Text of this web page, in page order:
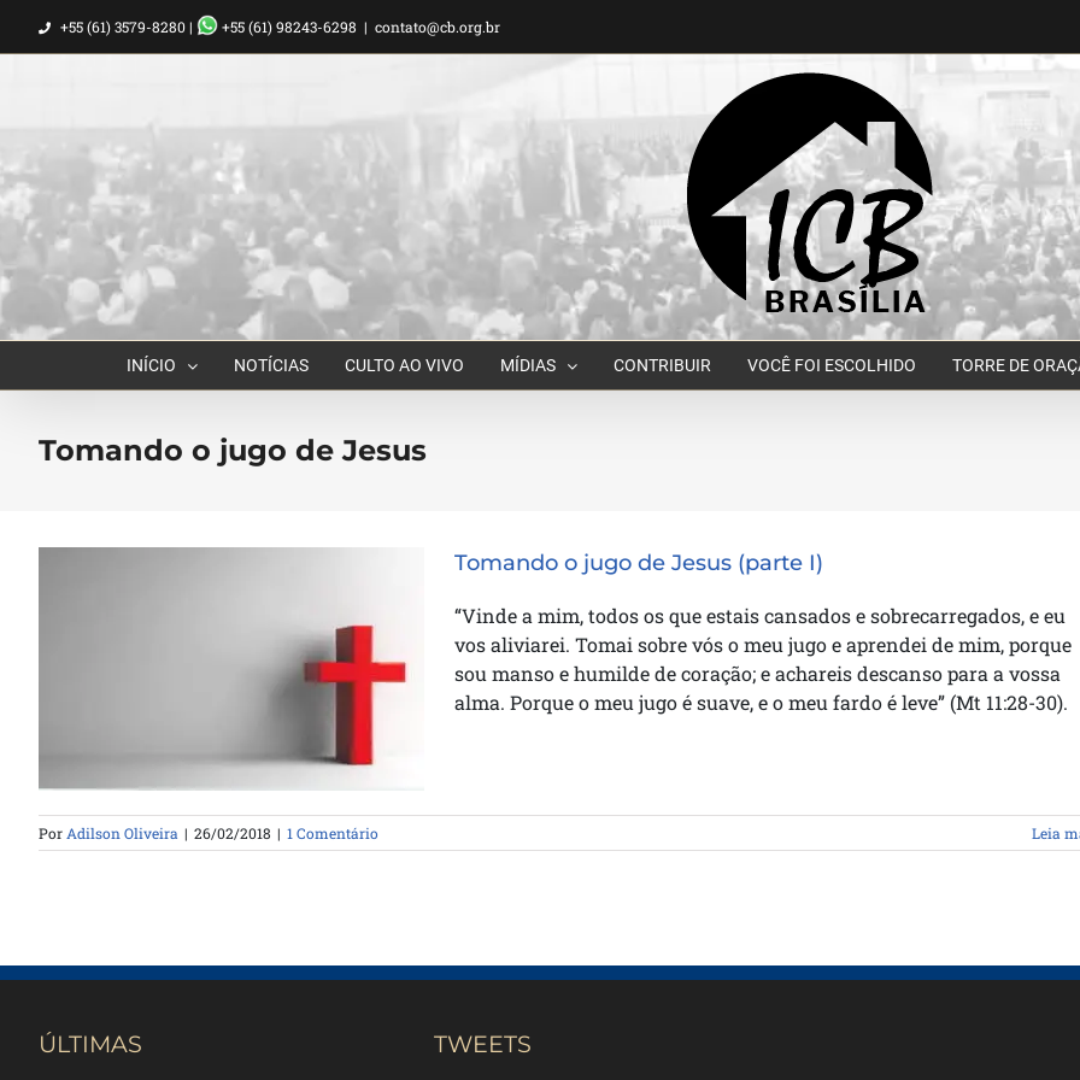
para
+55 (61) 3579-8280 | +55 (61) 98243-6298 | contato@cb.org.br
INÍCIO NOTÍCIAS CULTO AO VIVO MÍDIAS CONTRIBUIR VOCÊ FOI ESCOLHIDO TORRE DE
Tomando o jugo de Jesus
Tomando o jugo de Jesus (parte
Tomando o jugo de Jesus (parte I)
“Vinde a mim, todos os que estais cansados e sobrecarregados, e eu
vos aliviarei. Tomai sobre vós o meu jugo e aprendei de mim, porque
sou manso e humilde de coração; e achareis descanso para a vossa
alma. Porque o meu jugo é suave, e o meu fardo é leve” (Mt 11:28-30).
Por Adilson Oliveira | 26/02/2018 | 1 Comentário Leia
ÚLTIMAS TWEETS